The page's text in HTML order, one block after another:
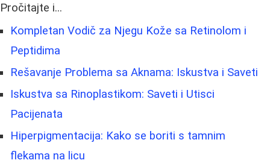
Pročitajte i...
Kompletan Vodič za Njegu Kože sa Retinolom i
Peptidima
Rešavanje Problema sa Aknama: Iskustva i Saveti
Iskustva sa Rinoplastikom: Saveti i Utisci
Pacijenata
Hiperpigmentacija: Kako se boriti s tamnim
flekama na licu